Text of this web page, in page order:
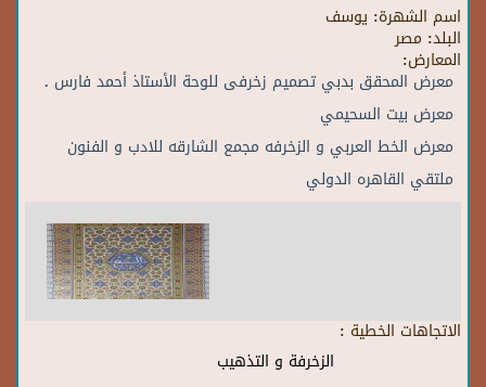
اسم الشهرة: يوسف
البلد: مصر
المعارض:
معرض المحقق بدبي تصميم زخرفى للوحة الأستاذ أحمد فارس .
معرض بيت السحيمي
معرض الخط العربي و الزخرفه مجمع الشارقه للادب و الفنون
ملتقي القاهره الدولي
الاتجاهات الخطية :
الزخرفة و التذهيب